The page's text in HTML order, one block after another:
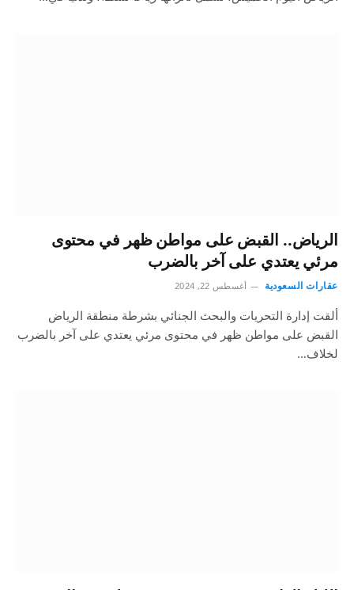
الرياض.. القبض على مواطن ظهر في محتوى
مرئي يعتدي على آخر بالضرب
عقارات السعودية أغسطس 22, 2024
ألقت إدارة التحريات والبحث الجنائي بشرطة منطقة الرياض
القبض على مواطن ظهر في محتوى مرئي يعتدي على آخر بالضرب
لخلاف…